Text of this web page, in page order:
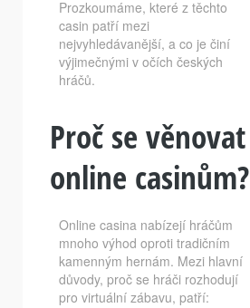
Prozkoumáme, které z těchto
casin patří mezi
nejvyhledávanější, a co je činí
výjimečnými v očích českých
hráčů.
Proč se věnovat
online casinům?
Online casina nabízejí hráčům
mnoho výhod oproti tradičním
kamenným hernám. Mezi hlavní
důvody, proč se hráči rozhodují
pro virtuální zábavu, patří: